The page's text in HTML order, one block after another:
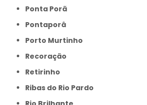
Ponta Porã
Pontaporâ
Porto Murtinho
Recoração
Retirinho
Ribas do Rio Pardo